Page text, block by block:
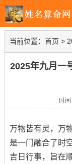
当前位置： 首页 >
2025年九月一
时
万物皆有灵，万
是一门融合了时
吉日行事，旨在